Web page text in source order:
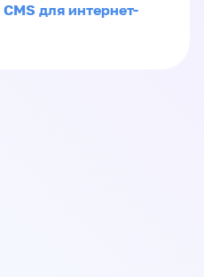
CMS для интернет-